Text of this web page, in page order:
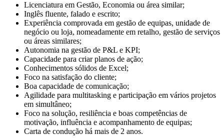
Licenciatura em Gestão, Economia ou área similar;
Inglês fluente, falado e escrito;
Experiência comprovada em gestão de equipas, unidade de
negócio ou loja, nomeadamente em retalho, gestão de serviços
ou áreas similares;
Autonomia na gestão de P&L e KPI;
Capacidade para criar planos de ação;
Conhecimentos sólidos de Excel;
Foco na satisfação do cliente;
Boa capacidade de comunicação;
Agilidade para multitasking e participação em vários projetos
em simultâneo;
Foco na solução, resiliência e boas competências de
motivação, influência e acompanhamento de equipas;
Carta de condução há mais de 2 anos.